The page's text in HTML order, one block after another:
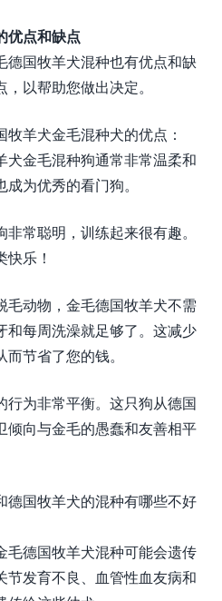
优点和缺点
德国牧羊犬混种也有优点和缺
以帮助您做出决定。
羊犬金毛混种犬的优点：
犬金毛混种狗通常非常温柔和
为优秀的看门狗。
常聪明，训练起来很有趣。
乐！
毛动物，金毛德国牧羊犬不需
和每周洗澡就足够了。这减少
节省了您的钱。
行为非常平衡。这只狗从德国
倾向与金毛的愚蠢和友善相平
德国牧羊犬的混种有哪些不好
毛德国牧羊犬混种可能会遗传
节发育不良、血管性血友病和